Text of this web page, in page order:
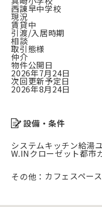
西諌早中学校
現況
賃貸中
引渡/入居時期
相談
取引態様
仲介
物件公開日
2026年7月24日
次回更新予定日
2026年8月24日
設備・条件
システムキッチン給湯
W.INクローゼット都市
その他： カフェスペー